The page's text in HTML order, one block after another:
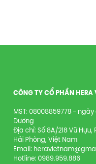
CÔNG TY CỔ PHẦN HERA
MST: 08008859778 - ngày
Dương
Địa chỉ: Số 8A/218 Vũ
Hải Phòng, Việt Nam
Email:
Hotline: 0989.959.886